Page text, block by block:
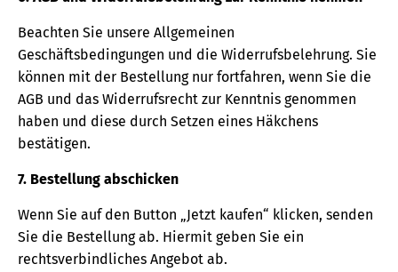
Beachten Sie unsere Allgemeinen
Geschäftsbedingungen und die Widerrufsbelehrung. Sie
können mit der Bestellung nur fortfahren, wenn Sie die
AGB und das Widerrufsrecht zur Kenntnis genommen
haben und diese durch Setzen eines Häkchens
bestätigen.
7. Bestellung abschicken
Wenn Sie auf den Button „Jetzt kaufen“ klicken, senden
Sie die Bestellung ab. Hiermit geben Sie ein
rechtsverbindliches Angebot ab.